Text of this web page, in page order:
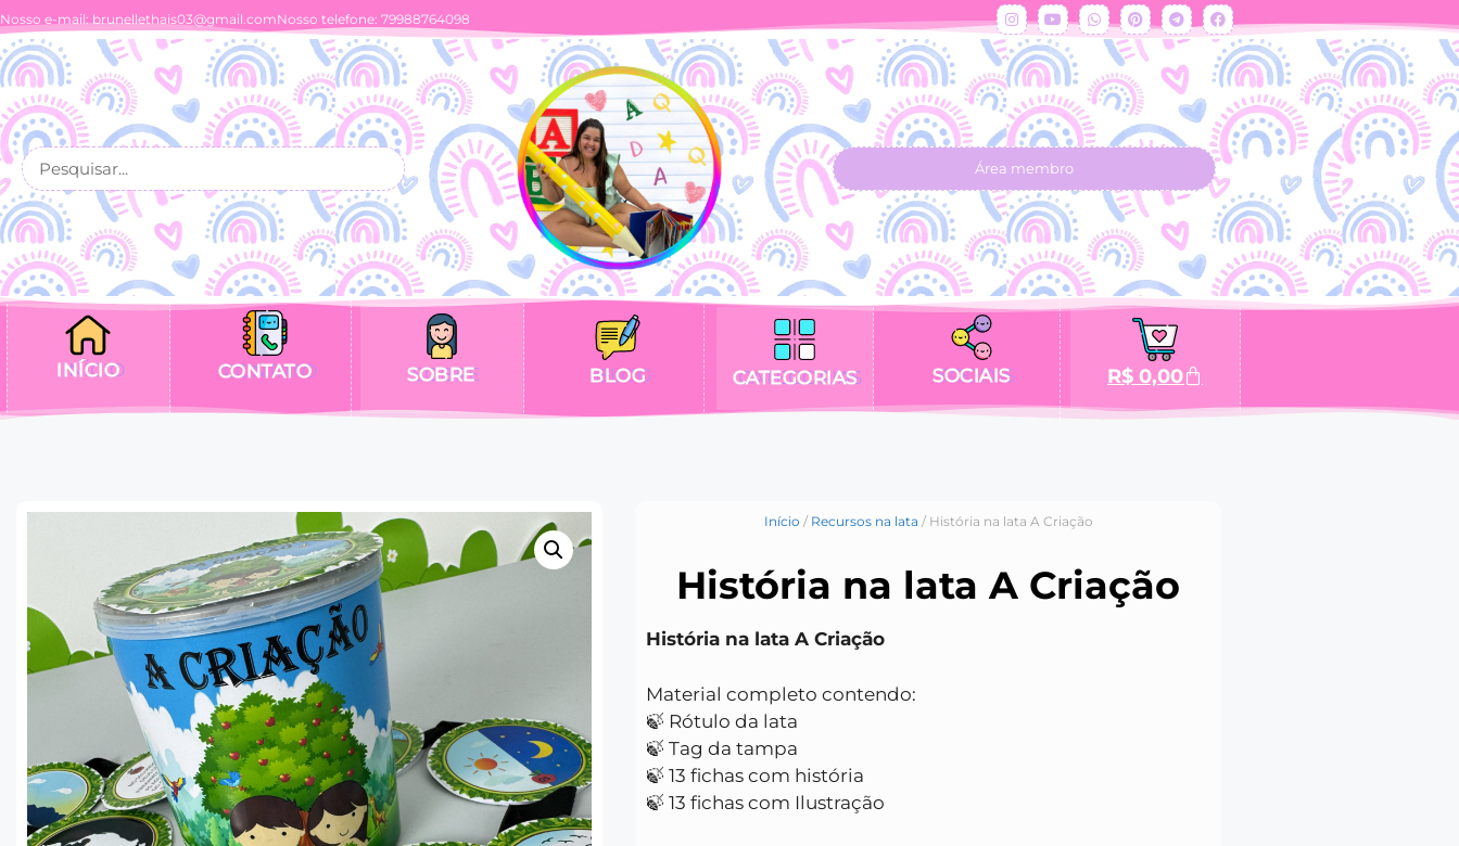
Nosso e-mail:brunellethais03@gmail.comNosso telefone: 79988764098
Área membro
INÍCIO CONTATO SOBRE BLOG CATEGORIAS SOCIAIS R$ 0,00
Início / Recursos na lata / História na lata A Criação
História na lata A Criação
História na lata A Criação
Material completo contendo:
🍃 Rótulo da lata
🍃 Tag da tampa
🍃 13 fichas com história
🍃 13 fichas com Ilustração